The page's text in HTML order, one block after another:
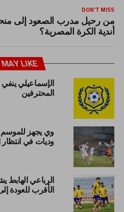
DON'T MISS
من رحيل مدرب الصعود إلى
أندية الكرة المصرية؟
LIKE
الإسماعيلي
المحترفين
وديات في انتظار
الرباعي
الأقرب للعودة